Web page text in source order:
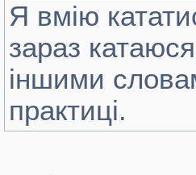
Я вмію
зараз
іншими
практиці.